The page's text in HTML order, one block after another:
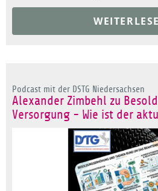
Podcast mit der DSTG Niedersachsen
Alexander Zimbehl zu
Versorgung - Wie ist der